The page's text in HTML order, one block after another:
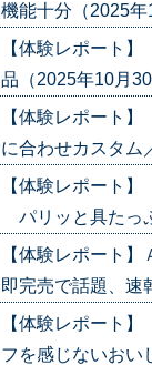
機能十分（2025
【体験レポート
品（2025年10月
【体験レポート
に合わせカスタム
【体験レポート
パリッと具たっ
【体験レポート
即完売で話題、速
【体験レポート
フを感じないおい